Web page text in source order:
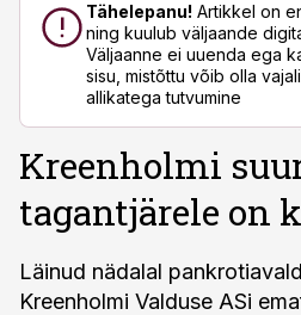
Tähelepanu! Artikkel on
ning kuulub väljaande
Väljaanne ei uuenda ega
sisu, mistõttu võib olla
allikatega tutvumine
Kreenholmi
tagantjärele on
Läinud nädalal
Kreenholmi Valduse ASi